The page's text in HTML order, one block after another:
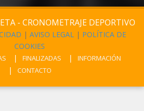
- CRONOMETRAJE DEPORTIVO
| AVISO LEGAL | POLÍTICA DE
COOKIES
FINALIZADAS
INFORMACIÓN
CONTACTO